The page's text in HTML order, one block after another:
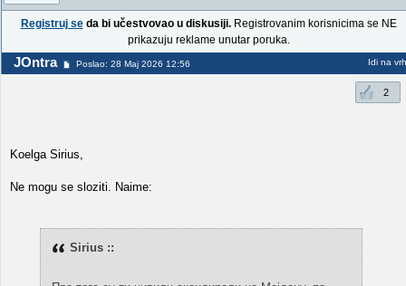
Registruj seda bi učestvovao u diskusiji.Registrovanim korisnicima se NE
prikazuju reklame unutar poruka.
JOntra Poslao: 28 Maj 2026 12:56 Idi na vrh
2
Koelga Sirius,
Ne mogu se sloziti. Naime:
Sirius ::